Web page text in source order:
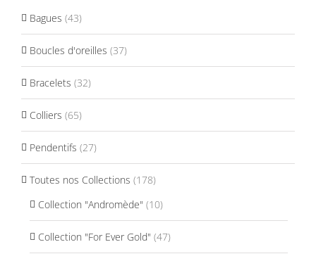
Bagues (43)
Boucles d'oreilles (37)
Bracelets (32)
Colliers (65)
Pendentifs (27)
Toutes nos Collections (178)
Collection "Andromède" (10)
Collection "For Ever Gold" (47)